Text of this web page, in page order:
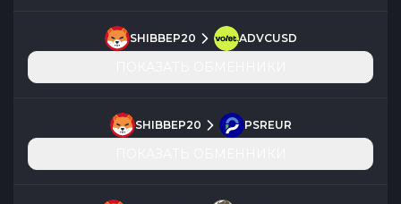
SHIBBEP20 ADVCUSD
SHIBBEP20 PSREUR